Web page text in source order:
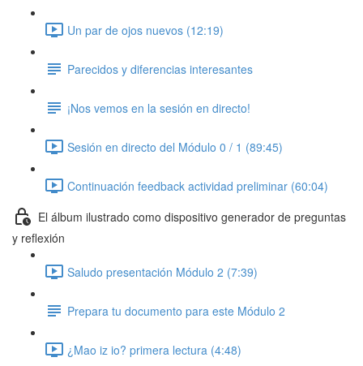
Un par de ojos nuevos (12:19)
Parecidos y diferencias interesantes
¡Nos vemos en la sesión en directo!
Sesión en directo del Módulo 0 / 1 (89:45)
Continuación feedback actividad preliminar (60:04)
El álbum ilustrado como dispositivo generador de preguntas
y reflexión
Saludo presentación Módulo 2 (7:39)
Prepara tu documento para este Módulo 2
¿Mao iz io? primera lectura (4:48)